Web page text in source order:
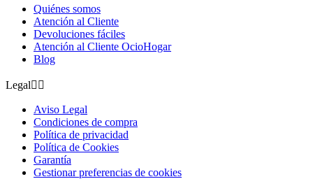
Quiénes somos
Atención al Cliente
Devoluciones fáciles
Atención al Cliente OcioHogar
Blog
Legal 
Aviso Legal
Condiciones de compra
Política de privacidad
Política de Cookies
Garantía
Gestionar preferencias de cookies